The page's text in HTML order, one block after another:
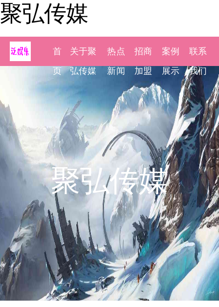
聚弘传媒
首
页
关于聚
弘传媒
热点
新闻
招商
加盟
案例
展示
联系
我们
聚弘传媒